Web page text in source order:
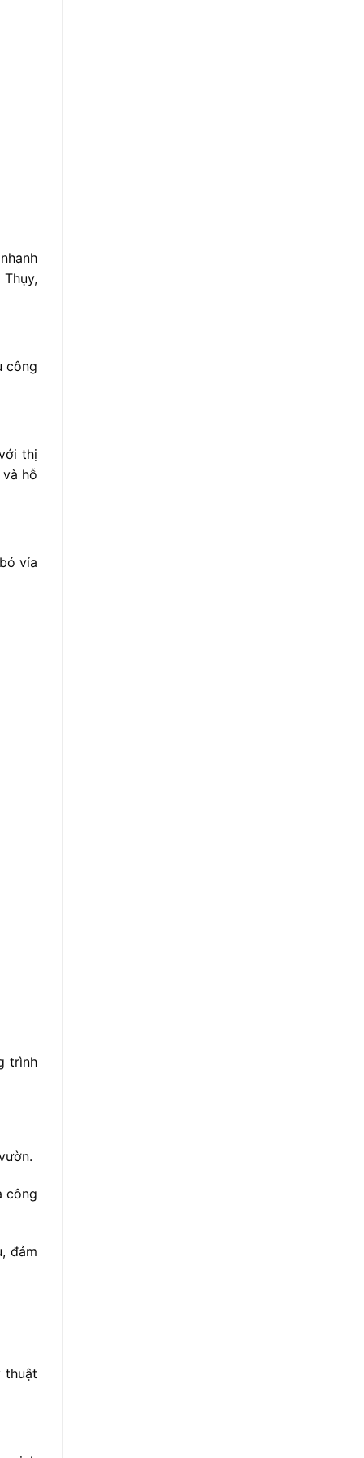
nhanh
Thụy,
công
thị
và hỗ
bóvỉa
trình
công
đảm
thuật